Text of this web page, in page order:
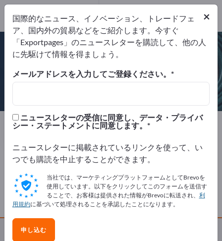
サプライヤー オランダ
Website
製品
リクエストを送信
電話 ×
国際的なニュース、イノベーション、トレードフェ
ア、国内外の貿易などをご紹介します。今すぐ
「Exportpages」のニュースレターを購読して、他の人
に先駆けて情報を得ましょう。
メールアドレスを入力してご登録ください。
ニュースレターの受信に同意し、データ・プライバ
シー・ステートメントに同意します。
ニュースレターに掲載されているリンクを使って、い
つでも購読を中止することができます。
当社では、マーケティングプラットフォームとしてBrevoを
使用しています。以下をクリックしてこのフォームを送信す
ることで、お客様は提供された情報がBrevoに転送され、 利
用規約に基づいて処理されることを承認したことになります。
申し込む